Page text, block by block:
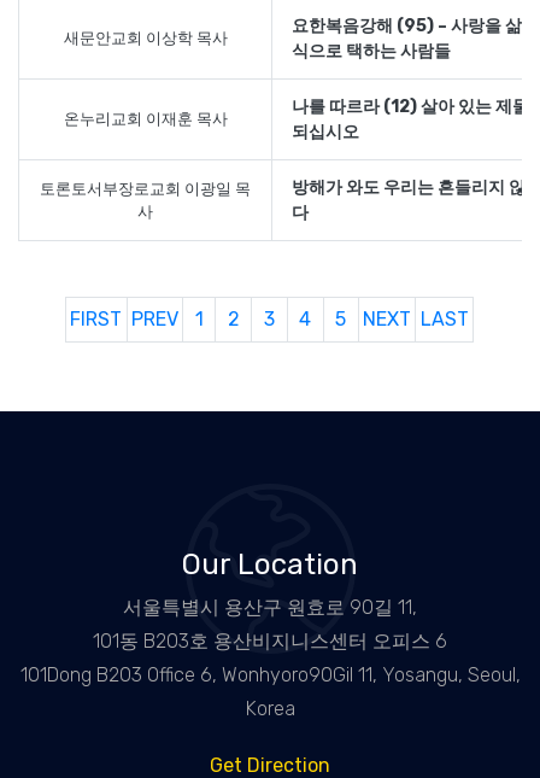
새문안교회 이상학 목사
요한복음강해 (95) – 사랑을 삶
식으로 택하는 사람들
온누리교회 이재훈 목사
나를 따르라 (12) 살아 있는 제물
되십시오
토론토서부장로교회 이광일 목
사
방해가 와도 우리는 흔들리지 않
다
FIRST PREV 1 2 3 4 5 NEXT LAST
Our Location
서울특별시 용산구 원효로 90길 11,
101동 B203호 용산비지니스센터 오피스 6
101Dong B203 Office 6, Wonhyoro90Gil 11, Yosangu, Seoul,
Korea
Get Direction